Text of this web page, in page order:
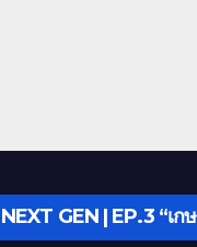
GEN | EP.3 “เก